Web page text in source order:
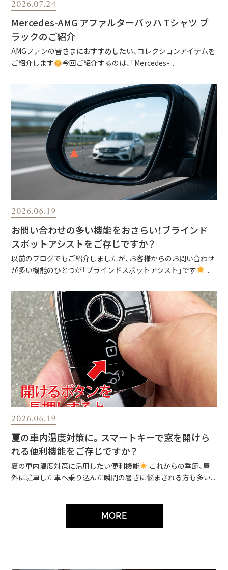
2026.07.24
Mercedes-AMG アファルターバッハ Tシャツ ブ
ラックのご紹介
AMGファンの皆さまにおすすめしたい、コレクションアイテムを
ご紹介します
今回ご紹介するのは、「Mercedes-...
2026.06.19
お問い合わせの多い機能をおさらい！ブラインド
スポットアシストをご存じですか？
以前のブログでもご紹介しましたが、お客様からのお問い合わせ
が多い機能のひとつが「ブラインドスポットアシスト」です
...
2026.06.19
夏の車内温度対策に。スマートキーで窓を開けら
れる便利機能をご存じですか？
夏の車内温度対策に活用したい便利機能
これからの季節、屋
外に駐車した車へ乗り込んだ瞬間の暑さに悩まされる方も多い...
MORE